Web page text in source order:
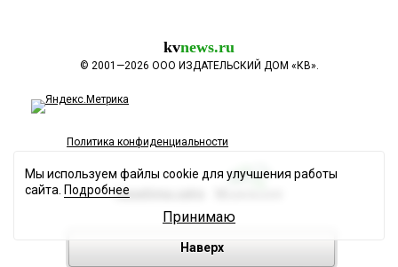
kvnews.ru
© 2001—2026 ООО ИЗДАТЕЛЬСКИЙ ДОМ «КВ».
Политика конфиденциальности
Разработка сайта
Наверх
Мы используем файлы cookie для улучшения работы
сайта. Подробнее
Принимаю